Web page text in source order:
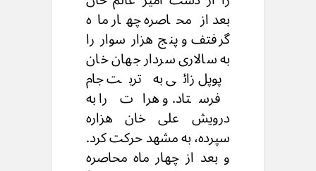
بعد از محاصره چهار ماه
گرفتف و پنج هزار سوار را
به سالاری سردار جهان خان
پوپل زائی به تربت جام
فرستاد. و هرات را به
درویش علی خان هزاره
سپرده، به مشهد حرکت کرد.
و بعد از چهار ماه محاصره